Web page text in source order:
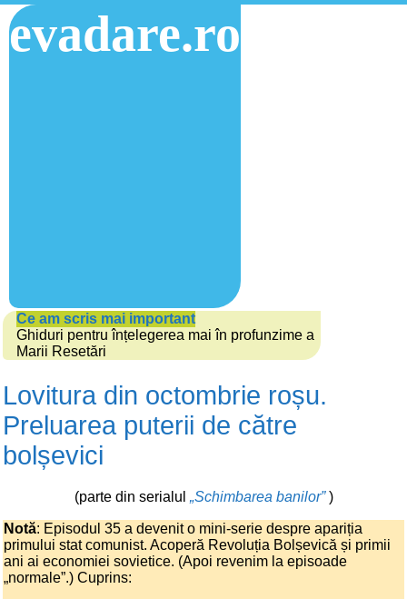
evadare.ro
Ce am scris mai important
Ghiduri pentru înțelegerea mai în profunzime a
Marii Resetări
Lovitura din octombrie roșu.
Preluarea puterii de către
bolșevici
(parte din serialul „Schimbarea banilor”)
Notă: Episodul 35 a devenit o mini-serie despre apariția
primului stat comunist. Acoperă Revoluția Bolșevică și primii
ani ai economiei sovietice. (Apoi revenim la episoade
„normale”.) Cuprins: